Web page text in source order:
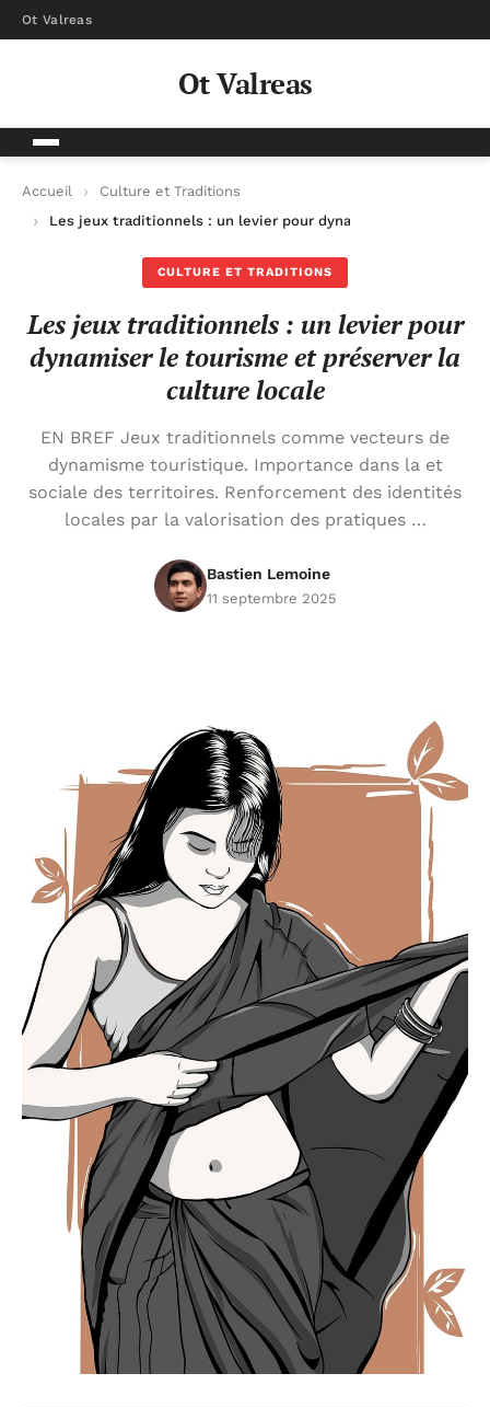
Ot Valreas
Ot Valreas
Accueil
Culture et Traditions
Les jeux traditionnels : un levier pour dynamiser le tourisme
CULTURE ET TRADITIONS
Les jeux traditionnels : un levier pour
dynamiser le tourisme et préserver la
culture locale
EN BREF Jeux traditionnels comme vecteurs de
dynamisme touristique. Importance dans la et
sociale des territoires. Renforcement des identités
locales par la valorisation des pratiques …
Bastien Lemoine
11 septembre 2025